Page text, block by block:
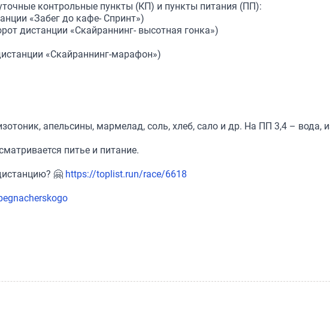
контрольные пункты (КП) и пункты питания (ПП):
«Забег до кафе- Спринт»)
дистанции «Скайраннинг- высотная гонка»)
«Скайраннинг-марафон»)
апельсины, мармелад, соль, хлеб, сало и др. На ПП 3,4 – вода,
питье и питание.
🤗 https://toplist.run/race/6618